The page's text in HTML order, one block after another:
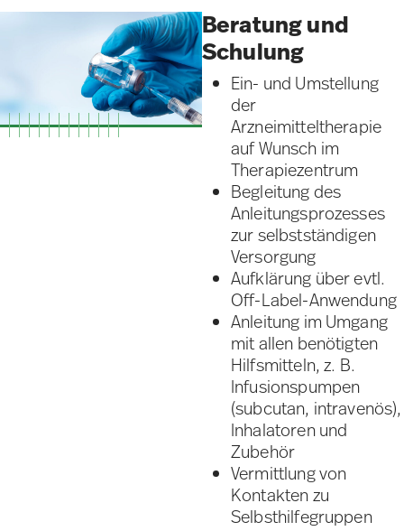
Beratung und
Schulung
Ein- und Umstellung
der
Arzneimitteltherapie
auf Wunsch im
Therapiezentrum
Begleitung des
Anleitungsprozesses
zur selbstständigen
Versorgung
Aufklärung über evtl.
Off-Label-Anwendung
Anleitung im Umgang
mit allen benötigten
Hilfsmitteln, z. B.
Infusionspumpen
(subcutan, intravenös),
Inhalatoren und
Zubehör
Vermittlung von
Kontakten zu
Selbsthilfegruppen